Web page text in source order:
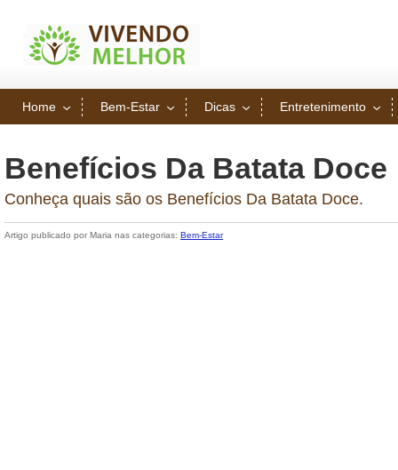
Home Bem-Estar Dicas Entretenimento
Benefícios Da Batata Doce
Conheça quais são os Benefícios Da Batata Doce.
Artigo publicado por Maria nas categorias: Bem-Estar